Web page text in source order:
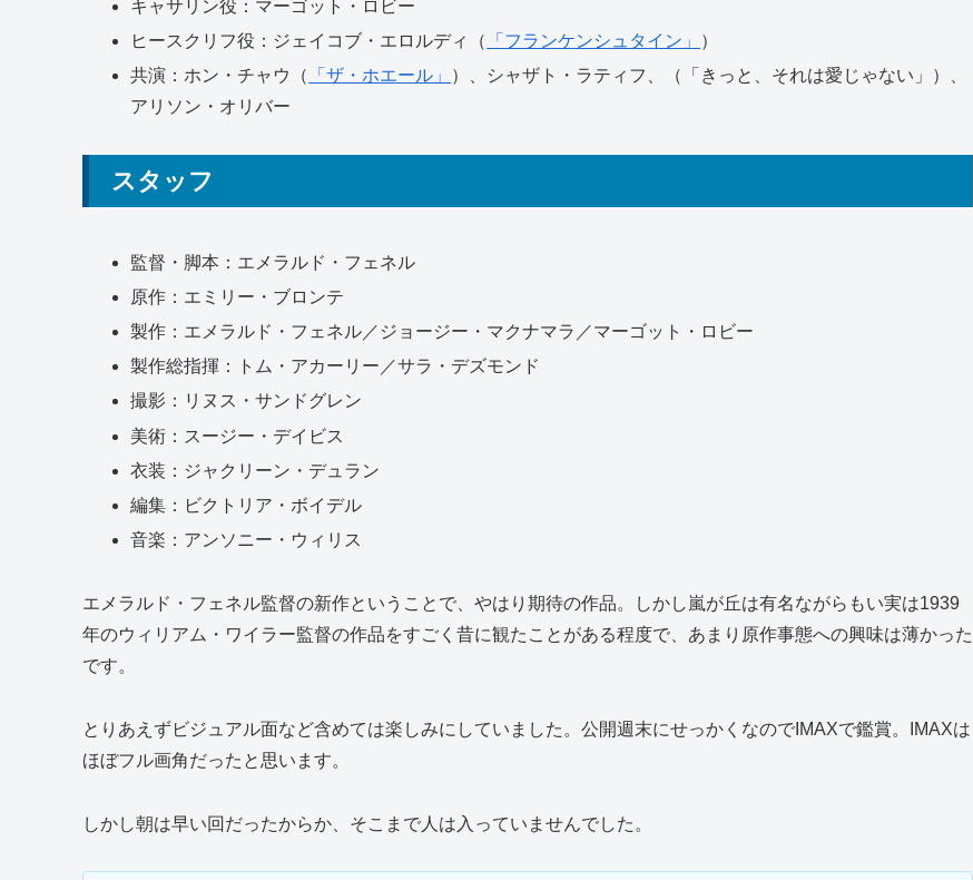
キャサリン役： マーゴット・ロビー
ヒースクリフ役： ジェイコブ・エロルディ （ 「フランケンシュタイン」
）
共演： ホン・チャウ （ 「ザ・ホエール」 ）、 シャザト・ラティフ、
（「きっと、それは愛じゃない」）、
アリソン・オリバー
スタッフ
監督・脚本： エメラルド・フェネル
原作： エミリー・ブロンテ
製作：エメラルド・フェネル／ジョージー・マクナマラ／マーゴット・ロビー
製作総指揮：トム・アカーリー／サラ・デズモンド
撮影：リヌス・サンドグレン
美術：スージー・デイビス
衣装：ジャクリーン・デュラン
編集：ビクトリア・ボイデル
音楽：アンソニー・ウィリス
エメラルド・フェネル監督の新作ということで、やはり期待の作品。しかし嵐が丘は有名ながらもい実は1939
年のウィリアム・ワイラー監督の作品をすごく昔に観たことがある程度で、あまり原作事態への興味は薄かった
です。
とりあえずビジュアル面など含めては楽しみにしていました。公開週末にせっかくなのでIMAXで鑑賞。IMAXは
ほぼフル画角だったと思います。
しかし朝は早い回だったからか、そこまで人は入っていませんでした。